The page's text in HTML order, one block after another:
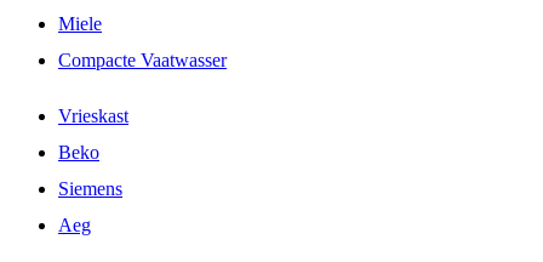
Miele
Compacte Vaatwasser
Vrieskast
Beko
Siemens
Aeg